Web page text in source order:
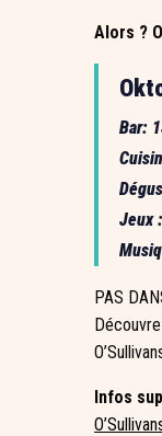
Alors ?
Bar:
Jeux
PAS
Infos